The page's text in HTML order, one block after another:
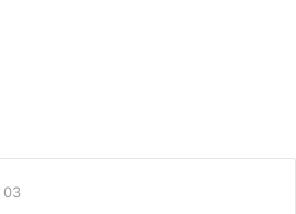
03